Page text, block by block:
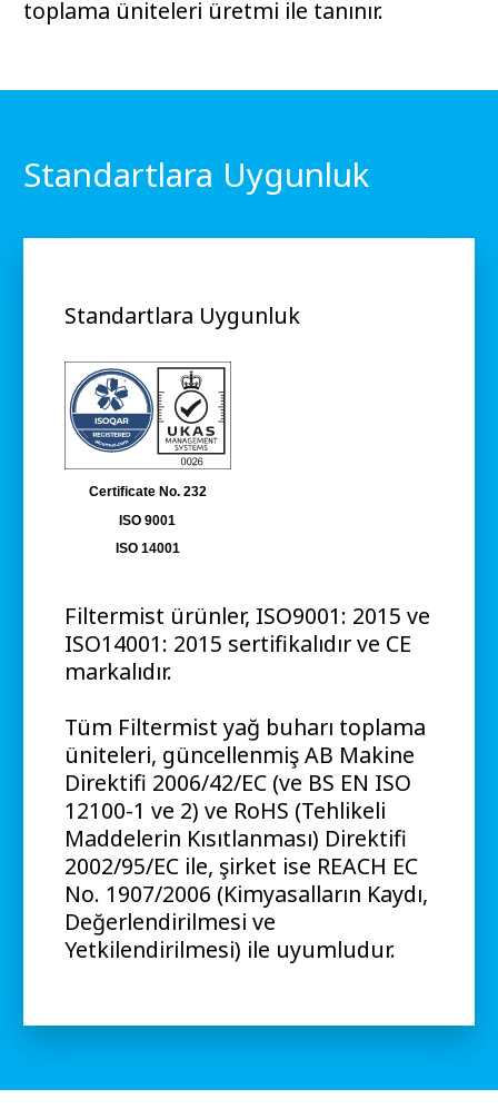
toplama üniteleri üretmi ile tanınır.
Standartlara Uygunluk
Standartlara Uygunluk
Certificate No. 232
ISO 9001
ISO 14001
Filtermist ürünler, ISO9001: 2015 ve
ISO14001: 2015 sertifikalıdır ve CE
markalıdır.
Tüm Filtermist yağ buharı toplama
üniteleri, güncellenmiş AB Makine
Direktifi 2006/42/EC (ve BS EN ISO
12100-1 ve 2) ve RoHS (Tehlikeli
Maddelerin Kısıtlanması) Direktifi
2002/95/EC ile, şirket ise REACH EC
No. 1907/2006 (Kimyasalların Kaydı,
Değerlendirilmesi ve
Yetkilendirilmesi) ile uyumludur.